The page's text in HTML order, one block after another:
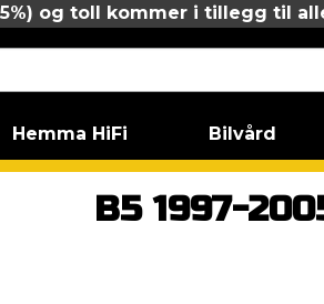
og toll kommer i tillegg til
Hemma HiFi Bilvård
B5 1997-